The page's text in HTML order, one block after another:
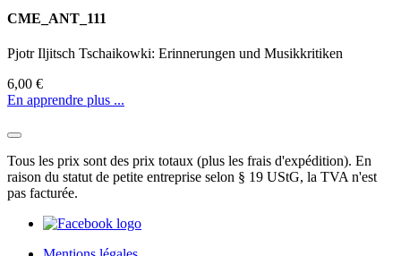
CME_ANT_111
Pjotr Iljitsch Tschaikowki: Erinnerungen und Musikkritiken
6,00 €
En apprendre plus ...
Tous les prix sont des prix totaux (plus les frais d'expédition). En
raison du statut de petite entreprise selon § 19 UStG, la TVA n'est
pas facturée.